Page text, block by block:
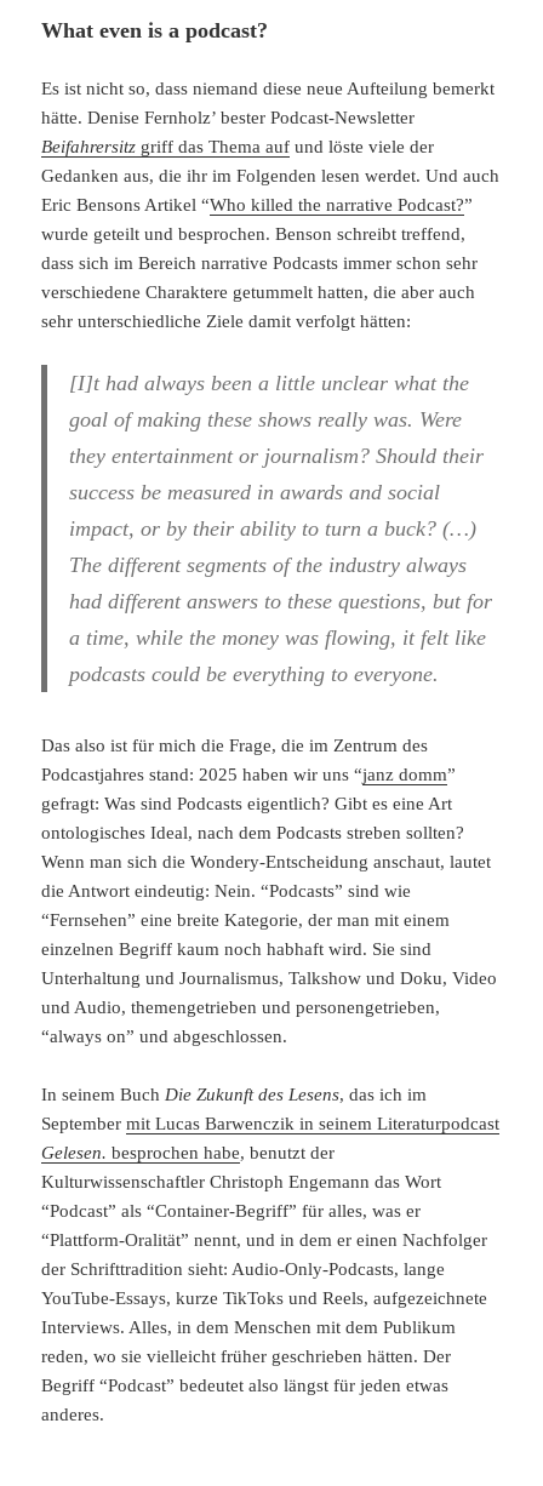
What even is a podcast?
Es ist nicht so, dass niemand diese neue Aufteilung bemerkt
hätte. Denise Fernholz’ bester Podcast-Newsletter
Beifahrersitz griff das Thema auf und löste viele der
Gedanken aus, die ihr im Folgenden lesen werdet. Und auch
Eric Bensons Artikel “Who killed the narrative Podcast?”
wurde geteilt und besprochen. Benson schreibt treffend,
dass sich im Bereich narrative Podcasts immer schon sehr
verschiedene Charaktere getummelt hatten, die aber auch
sehr unterschiedliche Ziele damit verfolgt hätten:
[I]t had always been a little unclear what the
goal of making these shows really was. Were
they entertainment or journalism? Should their
success be measured in awards and social
impact, or by their ability to turn a buck? (…)
The different segments of the industry always
had different answers to these questions, but for
a time, while the money was flowing, it felt like
podcasts could be everything to everyone.
Das also ist für mich die Frage, die im Zentrum des
Podcastjahres stand: 2025 haben wir uns “janz domm”
gefragt: Was sind Podcasts eigentlich? Gibt es eine Art
ontologisches Ideal, nach dem Podcasts streben sollten?
Wenn man sich die Wondery-Entscheidung anschaut, lautet
die Antwort eindeutig: Nein. “Podcasts” sind wie
“Fernsehen” eine breite Kategorie, der man mit einem
einzelnen Begriff kaum noch habhaft wird. Sie sind
Unterhaltung und Journalismus, Talkshow und Doku, Video
und Audio, themengetrieben und personengetrieben,
“always on” und abgeschlossen.
In seinem Buch Die Zukunft des Lesens, das ich im
Septembermit Lucas Barwenczik in seinem Literaturpodcast
Gelesen. besprochen habe, benutzt der
Kulturwissenschaftler Christoph Engemann das Wort
“Podcast” als “Container-Begriff” für alles, was er
“Plattform-Oralität” nennt, und in dem er einen Nachfolger
der Schrifttradition sieht: Audio-Only-Podcasts, lange
YouTube-Essays, kurze TikToks und Reels, aufgezeichnete
Interviews. Alles, in dem Menschen mit dem Publikum
reden, wo sie vielleicht früher geschrieben hätten. Der
Begriff “Podcast” bedeutet also längst für jeden etwas
anderes.